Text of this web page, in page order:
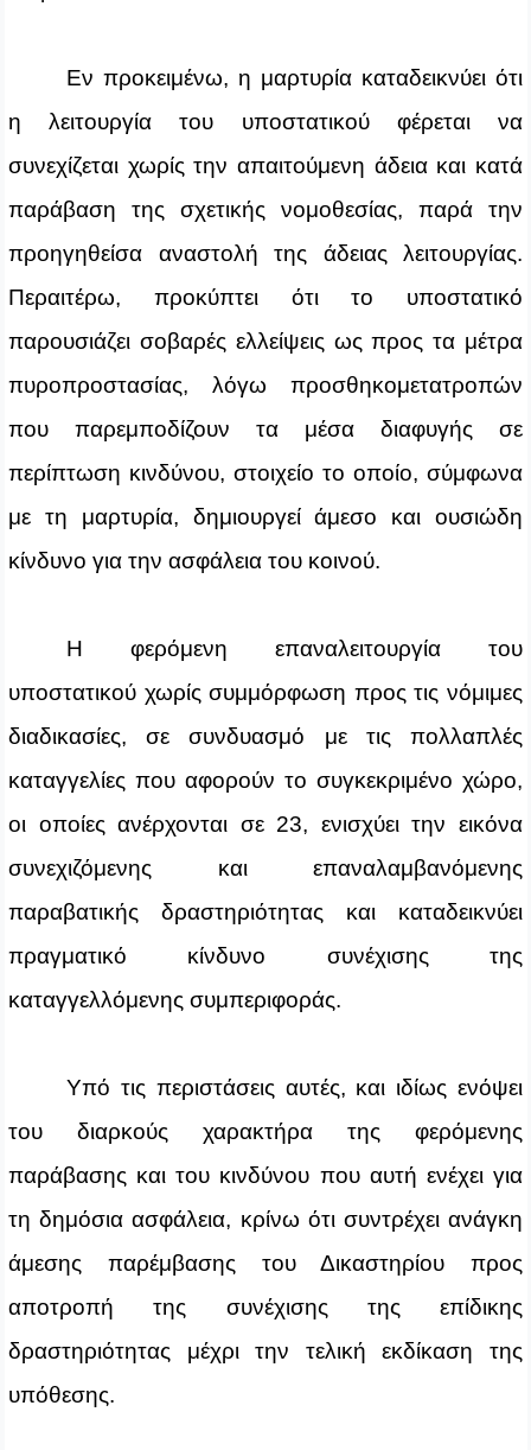
Εν προκειμένω, η μαρτυρία καταδεικνύει ότι
η λειτουργία του υποστατικού φέρεται να
συνεχίζεται χωρίς την απαιτούμενη άδεια και κατά
παράβαση της σχετικής νομοθεσίας, παρά την
προηγηθείσα αναστολή της άδειας λειτουργίας.
Περαιτέρω, προκύπτει ότι το υποστατικό
παρουσιάζει σοβαρές ελλείψεις ως προς τα μέτρα
πυροπροστασίας, λόγω προσθηκομετατροπών
που παρεμποδίζουν τα μέσα διαφυγής σε
περίπτωση κινδύνου, στοιχείο το οποίο, σύμφωνα
με τη μαρτυρία, δημιουργεί άμεσο και ουσιώδη
κίνδυνο για την ασφάλεια του κοινού.
Η φερόμενη επαναλειτουργία του
υποστατικού χωρίς συμμόρφωση προς τις νόμιμες
διαδικασίες, σε συνδυασμό με τις πολλαπλές
καταγγελίες που αφορούν το συγκεκριμένο χώρο,
οι οποίες ανέρχονται σε 23, ενισχύει την εικόνα
συνεχιζόμενης και επαναλαμβανόμενης
παραβατικής δραστηριότητας και καταδεικνύει
πραγματικό κίνδυνο συνέχισης της
καταγγελλόμενης συμπεριφοράς.
Υπό τις περιστάσεις αυτές, και ιδίως ενόψει
του διαρκούς χαρακτήρα της φερόμενης
παράβασης και του κινδύνου που αυτή ενέχει για
τη δημόσια ασφάλεια, κρίνω ότι συντρέχει ανάγκη
άμεσης παρέμβασης του Δικαστηρίου προς
αποτροπή της συνέχισης της επίδικης
δραστηριότητας μέχρι την τελική εκδίκαση της
υπόθεσης.